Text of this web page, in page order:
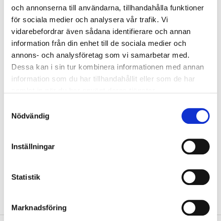
och annonserna till användarna, tillhandahålla funktioner
för sociala medier och analysera vår trafik. Vi
vidarebefordrar även sådana identifierare och annan
information från din enhet till de sociala medier och
annons- och analysföretag som vi samarbetar med.
Dessa kan i sin tur kombinera informationen med annan
information som du har tillhandahållit eller som de har
Nödvändig
Inställningar
Statistik
Marknadsföring
08/2011. Fitting instructions 5. Sold in pairs, left +
right.
NOTE! The wiper blade is a wearing part that should
be replaced every 12 months, but the
recommendation is to replace the wiper blades every
6 months, e.g. at the same time seasonal tyres are
Wiper Arm